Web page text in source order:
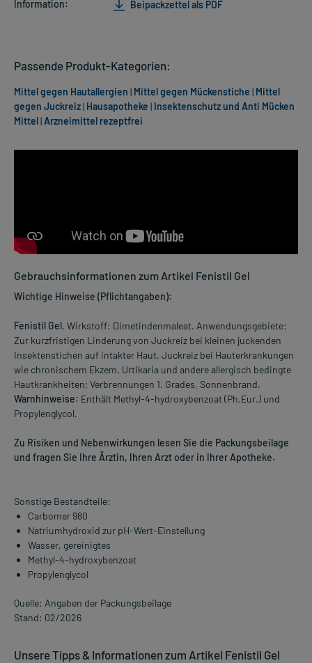
Information:
Beipackzettel als PDF
Gebrauchsinformationen zum Artikel Fenistil Gel
Wichtige Hinweise (Pflichtangaben):
Fenistil Gel. Wirkstoff: Dimetindenmaleat. Anwendungsgebiete:
Zur kurzfristigen Linderung von Juckreiz bei kleinen juckenden
Insektenstichen auf intakter Haut. Juckreiz bei Hauterkrankungen
wie chronischem Ekzem, Urtikaria und andere allergisch bedingte
Hautkrankheiten; Verbrennungen 1. Grades, Sonnenbrand.
Warnhinweise: Enthält Methyl-4-hydroxybenzoat (Ph.Eur.) und
Propylenglycol.
Zu Risiken und Nebenwirkungen lesen Sie die Packungsbeilage
und fragen Sie Ihre Ärztin, Ihren Arzt oder in Ihrer Apotheke.
Sonstige Bestandteile:
Carbomer 980
Natriumhydroxid zur pH-Wert-Einstellung
Wasser, gereinigtes
Methyl-4-hydroxybenzoat
Propylenglycol
Quelle: Angaben der Packungsbeilage
Stand: 02/2026
Unsere Tipps & Informationen zum Artikel Fenistil Gel
Passende Produkt-Kategorien:
Mittel gegen Hautallergien | Mittel gegen Mückenstiche | Mittel
gegen Juckreiz| Hausapotheke | Insektenschutz und Anti Mücken
Mittel|Arzneimittel rezeptfrei